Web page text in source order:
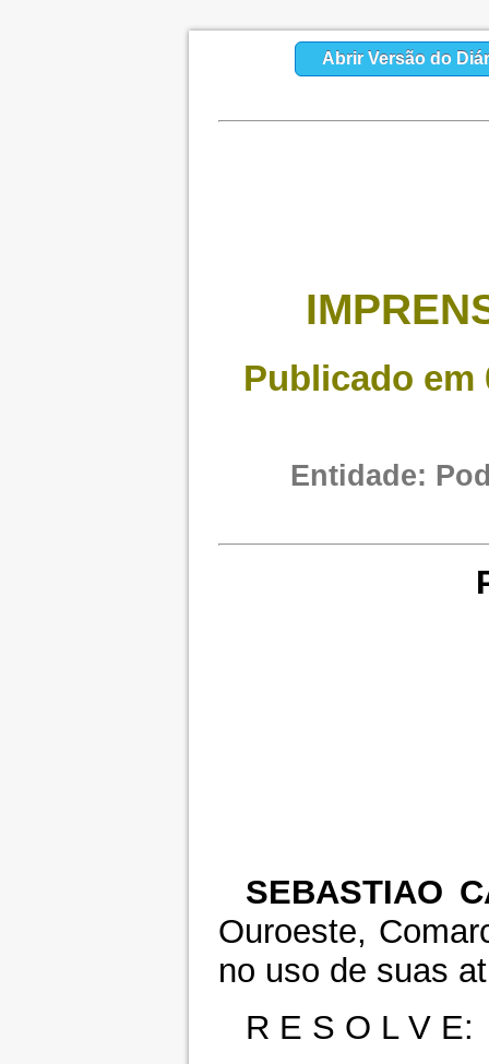
Abrir Versão do
Publicado em
Entidade:
SEBASTIAO
Ouroeste,
no uso de suas
R E S O L V E: